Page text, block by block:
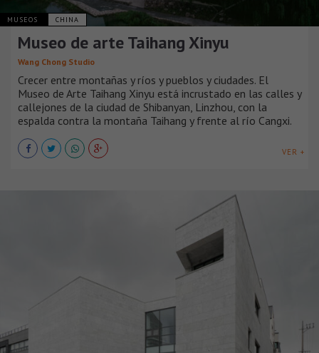
MUSEOS CHINA
Museo de arte Taihang Xinyu
Wang Chong Studio
Crecer entre montañas y ríos y pueblos y ciudades. El
Museo de Arte Taihang Xinyu está incrustado en las calles y
callejones de la ciudad de Shibanyan, Linzhou, con la
espalda contra la montaña Taihang y frente al río Cangxi.
VER +